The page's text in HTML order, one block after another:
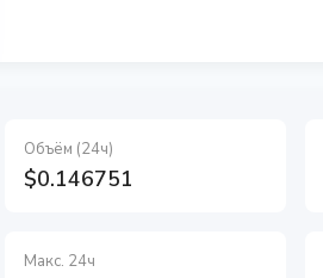
Объём (24ч)
$0.146751
Макс. 24ч